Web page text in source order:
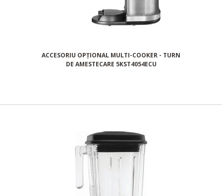
ACCESORIU OPȚIONAL MULTI-COOKER - TURN
DE AMESTECARE 5KST4054ECU